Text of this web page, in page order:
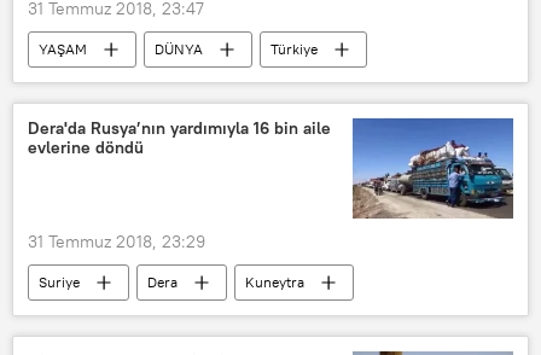
31 Temmuz 2018, 23:47
YAŞAM DÜNYA
Türkiye
Haberler
TÜRKİYE
İstanbul
Turist
Ceza
Dera'da Rusya’nın yardımıyla 16 bin aile
evlerine döndü
31 Temmuz 2018, 23:29
Suriye Dera
Kuneytra
VİDEO